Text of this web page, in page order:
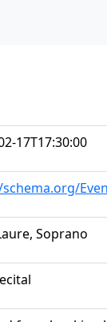
17T17:30:00
Soprano